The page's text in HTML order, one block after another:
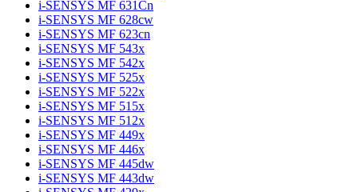
i-SENSYS MF 631Cn
i-SENSYS MF 628cw
i-SENSYS MF 623cn
i-SENSYS MF 543x
i-SENSYS MF 542x
i-SENSYS MF 525x
i-SENSYS MF 522x
i-SENSYS MF 515x
i-SENSYS MF 512x
i-SENSYS MF 449x
i-SENSYS MF 446x
i-SENSYS MF 445dw
i-SENSYS MF 443dw